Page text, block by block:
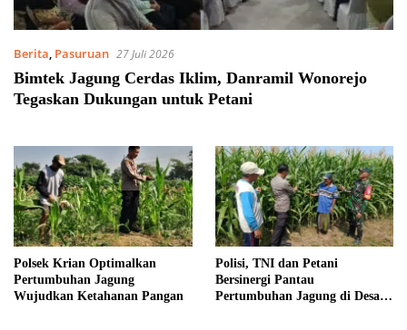
Berita, Pasuruan 27 Juli 2026
Bimtek Jagung Cerdas Iklim, Danramil Wonorejo
Tegaskan Dukungan untuk Petani
Polsek Krian Optimalkan
Pertumbuhan Jagung
Wujudkan Ketahanan Pangan
Polisi, TNI dan Petani
Bersinergi Pantau
Pertumbuhan Jagung di Desa